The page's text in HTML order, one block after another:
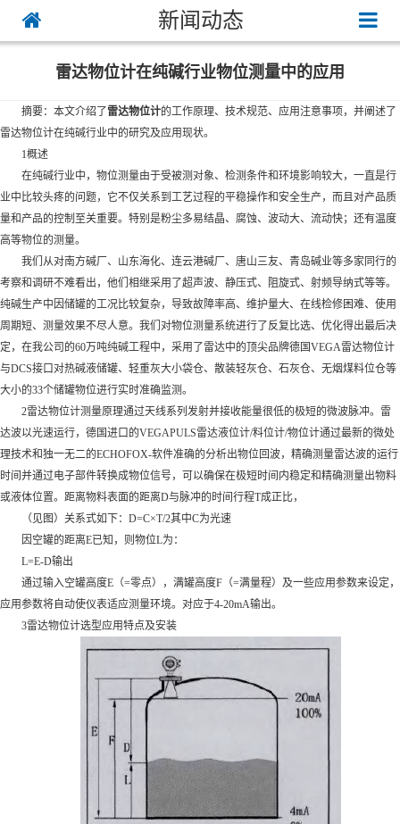
新闻动态
雷达物位计在纯碱行业物位测量中的应用
摘要：本文介绍了 雷达物位计的工作原理、技术规范、应用注意事项，并阐述了
雷达物位计在纯碱行业中的研究及应用现状。
1概述
在纯碱行业中，物位测量由于受被测对象、检测条件和环境影响较大，一直是行
业中比较头疼的问题，它不仅关系到工艺过程的平稳操作和安全生产，而且对产品质
量和产品的控制至关重要。特别是粉尘多易结晶、腐蚀、波动大、流动快；还有温度
高等物位的测量。
我们从对南方碱厂、山东海化、连云港碱厂、唐山三友、青岛碱业等多家同行的
考察和调研不难看出，他们相继采用了超声波、静压式、阻旋式、射频导纳式等等。
纯碱生产中因储罐的工况比较复杂，导致故障率高、维护量大、在线检修困难、使用
周期短、测量效果不尽人意。我们对物位测量系统进行了反复比选、优化得出最后决
定，在我公司的60万吨纯碱工程中，采用了雷达中的顶尖品牌德国VEGA雷达物位计
与DCS接口对热碱液储罐、轻重灰大小袋仓、散装轻灰仓、石灰仓、无烟煤料位仓等
大小的33个储罐物位进行实时准确监测。
2雷达物位计测量原理通过天线系列发射并接收能量很低的极短的微波脉冲。雷
达波以光速运行，德国进口的VEGAPULS雷达液位计/料位计/物位计通过最新的微处
理技术和独一无二的ECHOFOX-软件准确的分析出物位回波，精确测量雷达波的运行
时间并通过电子部件转换成物位信号，可以确保在极短时间内稳定和精确测量出物料
或液体位置。距离物料表面的距离D与脉冲的时间行程T成正比，
（见图）关系式如下：D=C×T/2其中C为光速
因空罐的距离E已知，则物位L为：
L=E-D输出
通过输入空罐高度E（=零点），满罐高度F（=满量程）及一些应用参数来设定，
应用参数将自动使仪表适应测量环境。对应于4-20mA输出。
3雷达物位计选型应用特点及安装